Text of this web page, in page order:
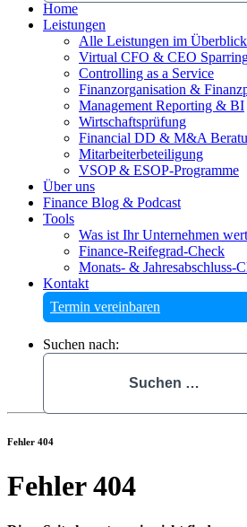
Home
Leistungen
Alle Leistungen im Überblick
Virtual CFO & CEO
Controlling as a Service
Finanzorganisation &
Management Reporting & BI
Wirtschaftsprüfung
Financial DD & M&A
Mitarbeiterbeteiligung
VSOP & ESOP-Programme
Über uns
Finance Blog & Podcast
Tools
Was ist Ihr Unternehmen
Finance-Reifegrad-Check
Monats- & Jahresabschluss-
Kontakt
Termin vereinbaren
Suchen nach:
Fehler 404
Fehler 404